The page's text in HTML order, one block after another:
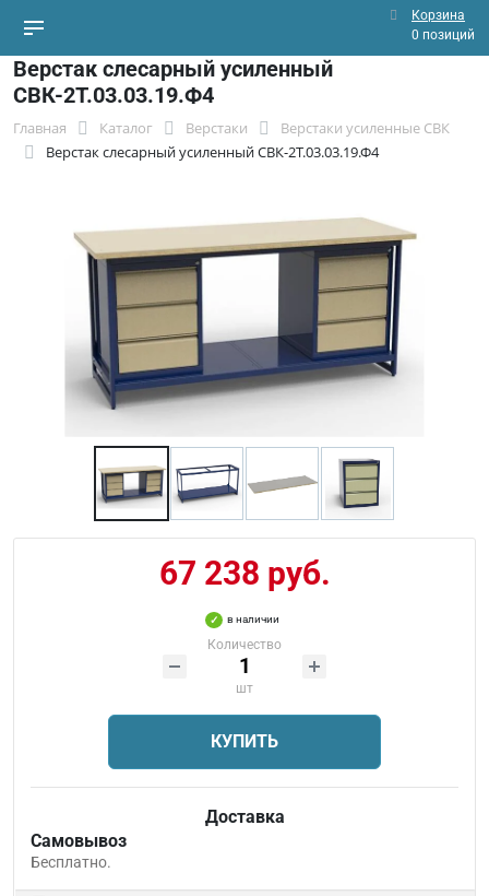
Корзина
0 позиций
Верстак слесарный усиленный
СВК-2Т.03.03.19.Ф4
Главная Каталог Верстаки
Верстаки усиленные СВК
Верстак слесарный усиленный СВК-2Т.03.03.19.Ф4
67 238 руб.
в наличии
Количество
шт
КУПИТЬ
Доставка
Самовывоз
Бесплатно.